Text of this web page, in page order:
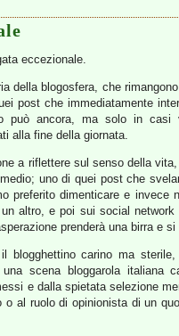
eccezionale.
della blogosfera, che
post che immediatamente
può ancora, ma solo in
alla fine della giornata.
a riflettere sul senso della
uno di quei post che
preferito dimenticare e
altro, e poi sui social
prenderà una birra e
blogghettino carino ma
scena bloggarola italiana
e dalla spietata selezione
o al ruolo di opinionista di un